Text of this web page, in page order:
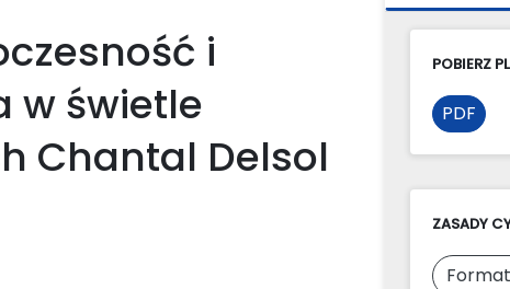
i
w świetle
Chantal Delsol
POBIERZ
PDF
ZASADY